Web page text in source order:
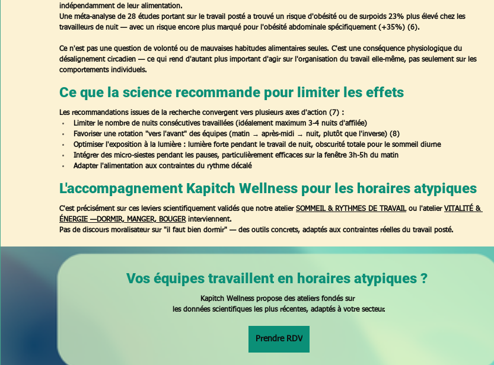
indépendamment de leur alimentation.
Une méta-analyse de 28 études portant sur le travail posté a trouvé un risque d'obésité ou de surpoids 23% plus élevé chez les
travailleurs de nuit — avec un risque encore plus marqué pour l'obésité abdominale spécifiquement (+35%) (6).
Ce n'est pas une question de volonté ou de mauvaises habitudes alimentaires seules. C'est une conséquence physiologique du
désalignement circadien — ce qui rend d'autant plus important d'agir sur l'organisation du travail elle-même, pas seulement sur les
comportements individuels.
Ce que la science recommande pour limiter les effets
Les recommandations issues de la recherche convergent vers plusieurs axes d'action (7) :
Limiter le nombre de nuits consécutives travaillées (idéalement maximum 3-4 nuits d'affilée)
Favoriser une rotation "vers l'avant" des équipes (matin → après-midi → nuit, plutôt que l'inverse) (8)
Optimiser l'exposition à la lumière : lumière forte pendant le travail de nuit, obscurité totale pour le sommeil diurne
Intégrer des micro-siestes pendant les pauses, particulièrement efficaces sur la fenêtre 3h-5h du matin
Adapter l'alimentation aux contraintes du rythme décalé
L'accompagnement Kapitch Wellness pour les horaires atypiques
C'est précisément sur ces leviers scientifiquement validés que notre atelier SOMMEIL & RYTHMES DE TRAVAIL ou l'atelier VITALITÉ &
ÉNERGIE —DORMIR, MANGER, BOUGER interviennent.
Pas de discours moralisateur sur "il faut bien dormir" — des outils concrets, adaptés aux contraintes réelles du travail posté.
Vos équipes travaillent en horaires atypiques ?
Kapitch Wellness propose des ateliers fondés sur
les données scientifiques les plus récentes, adaptés à votre secteur.
Prendre RDV